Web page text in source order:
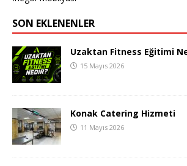
SON EKLENENLER
Uzaktan Fitness Eğitimi
15 Mayıs 2026
Konak Catering Hizmeti
11 Mayıs 2026